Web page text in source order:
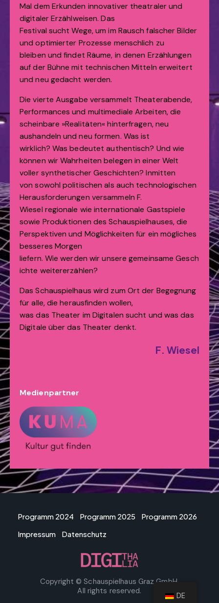
Mal dem Erkunden innovativer theatraler und
digitaler Erzählweisen. Das
Festival sucht Wege, um im Rausch falscher Bilder
und optimierter Prozesse menschlich zu
bleiben und findet Räume, in denen Erzählungen
auf der Bühne mit technischen Mitteln erweitert
und neu gedacht werden.
Die vierte Ausgabe versammelt Theaterabende,
Performances und multimediale Arbeiten, die
scheinbare »Realitäten« hinterfragen, neu
aushandeln und neu formen. Was ist
wirklich? Was bedeutet authentisch? Und wie
können wir Wahrheiten belegen in einer Welt
voller synthetischer Geschichten? Inmitten
von sowohl politischen als auch technologischen
Herausforderungen versammeln F.
Wiesel regionale wie internationale Gastspiele
sowie Produktionen des Schauspielhauses, die
Perspektiven und Möglichkeiten für ein mögliches
besseres Morgen
liefern. Wie werden wir unsere gemeinsame Gesch
ichte weitererzählen?
Das Schauspielhaus wird zum Ort der Begegnung
für alle, die herausfinden wollen,
was das Theater im Digitalen sucht und was das
Digitale über das Theater denkt.
F. Wiesel
Medienpartner
Copyright © Schauspielhaus Graz GmbH.
All rights reserved.
Programm 2024 Programm 2025
Programm 2026
Impressum
Datenschutz
DE